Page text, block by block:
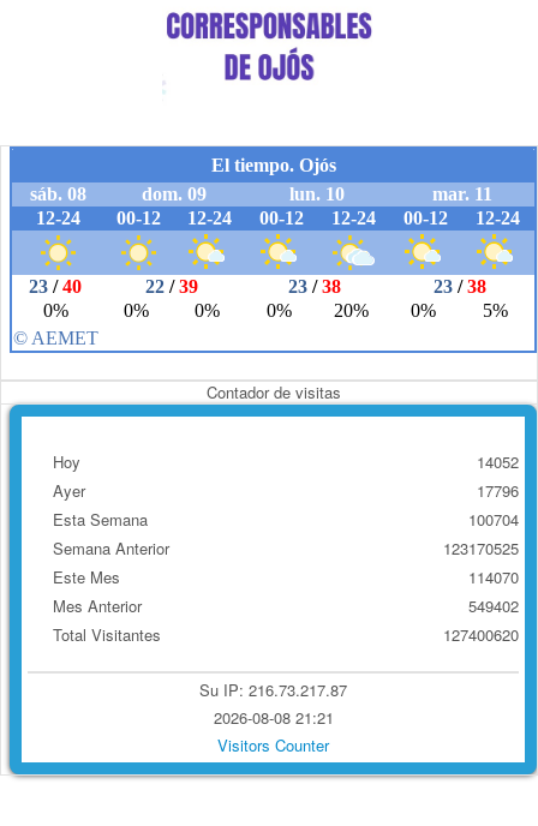
Contador de visitas
Hoy
Ayer
Esta Semana
Semana Anterior
Este Mes
Mes Anterior
Total Visitantes
14052
17796
100704
123170525
114070
549402
127400620
Su IP: 216.73.217.87
2026-08-08 21:21
Visitors Counter